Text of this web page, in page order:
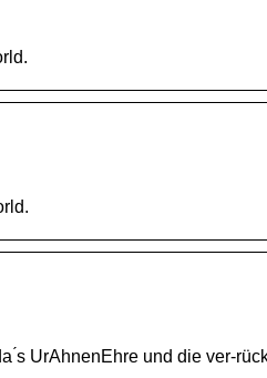
́s UrAhnenEhre und die ver-